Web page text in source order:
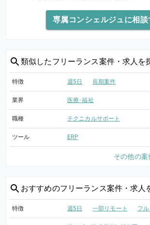
専属コンシェルジュに相談
類似した フリーランス案件・求人を
特徴 週5日 長期案件
業界 医療･福祉
職種 テクニカルサポート
ツール ERP
その他の案
おすすめのフリーランス案件・求人
特徴 週5日 一部リモート フ